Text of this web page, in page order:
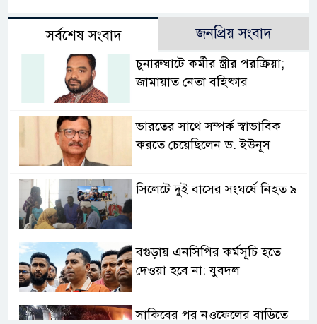
সর্বশেষ সংবাদ জনপ্রিয় সংবাদ
চুনারুঘাটে কর্মীর স্ত্রীর পরক্রিয়া;
জামায়াত নেতা বহিষ্কার
ভারতের সাথে সম্পর্ক স্বাভাবিক
করতে চেয়েছিলেন ড. ইউনূস
সিলেটে দুই বাসের সংঘর্ষে নিহত ৯
বগুড়ায় এনসিপির কর্মসূচি হতে
দেওয়া হবে না: যুবদল
সাকিবের পর নওফেলের বাড়িতে